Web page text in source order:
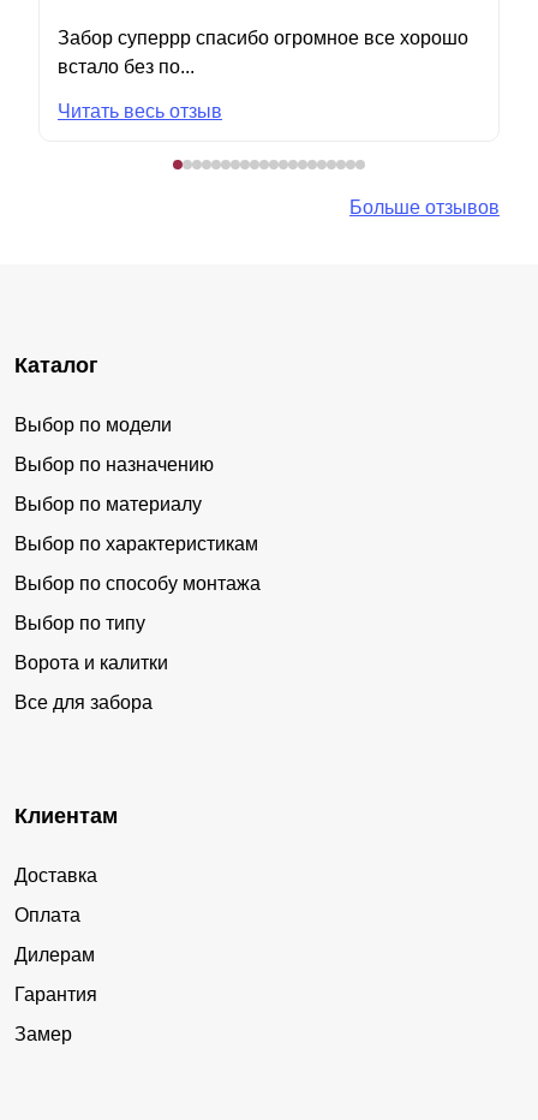
Забор суперрр спасибо огромное все хорошо
встало без по...
Читать весь отзыв
Больше отзывов
Каталог
Выбор по модели
Выбор по назначению
Выбор по материалу
Выбор по характеристикам
Выбор по способу монтажа
Выбор по типу
Ворота и калитки
Все для забора
Клиентам
Доставка
Оплата
Дилерам
Гарантия
Замер